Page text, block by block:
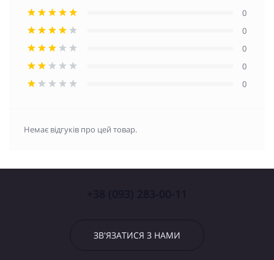
0
0
0
0
0
Немає відгуків про цей товар.
ЗВ'ЯЗАТИСЯ З НАМИ